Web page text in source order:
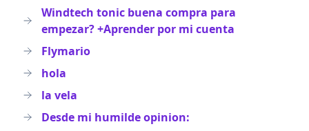
Windtech tonic buena compra para
empezar? +Aprender por mi cuenta
Flymario
hola
la vela
Desde mi humilde opinion: